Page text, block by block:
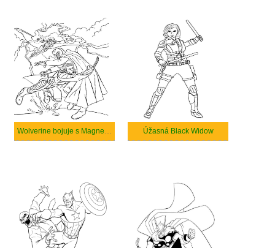
Wolverine bojuje s Magnetem. Úžasná Black Widow